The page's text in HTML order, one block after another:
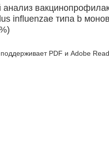
influenzae типа b
PDF и Adobe